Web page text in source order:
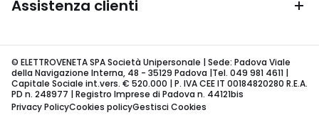
Assistenza clienti
© ELETTROVENETA SPA Società Unipersonale | Sede: Padova Viale
della Navigazione Interna, 48 - 35129 Padova |Tel. 049 981 4611 |
Capitale Sociale int.vers. € 520.000 | P. IVA CEE IT 00184820280 R.E.A.
PD n. 248977 | Registro Imprese di Padova n. 44121bis
Privacy PolicyCookies policyGestisci Cookies